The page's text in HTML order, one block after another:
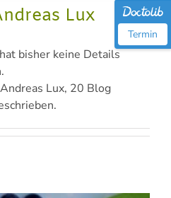
Lux
bisher keine Details
Lux, 20 Blog
Termin